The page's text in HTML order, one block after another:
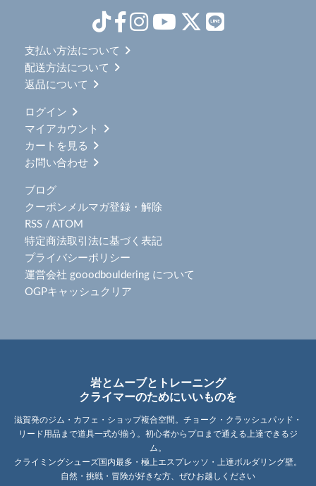
支払い方法について
配送方法について
返品について
ログイン
マイアカウント
カートを見る
お問い合わせ
ブログ
クーポンメルマガ登録・解除
RSS / ATOM
特定商法取引法に基づく表記
プライバシーポリシー
運営会社 gooodbouldering について
OGPキャッシュクリア
岩とムーブとトレーニング
クライマーのためにいいものを
滋賀発のジム・カフェ・ショップ複合空間。チョーク・クラッシュパッド・
リード用品まで道具一式が揃う。初心者からプロまで通える上達できるジ
ム。
クライミングシューズ国内最多・極上エスプレッソ・上達ボルダリング壁。
自然・挑戦・冒険が好きな方、ぜひお越しください